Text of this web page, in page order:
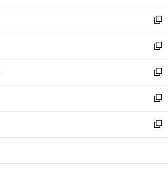
開
く
ウ
で
開
く
ン
ド
ウ
で
開
く
ウ
ィ
ン
ド
ウ
で
開
く
新
し
い
ウ
ィ
ン
ド
ウ
で
開
新
し
い
ウ
ィ
ン
ド
ウ
開
新
し
い
ウ
ィ
ン
ウ
新
し
い
ウ
ン
新
し
ウ